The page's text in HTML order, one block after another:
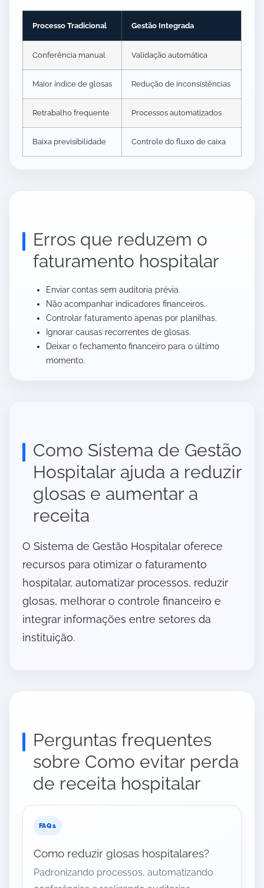
Processo Tradicional Gestão Integrada
Conferência manual Validação automática
Maior índice de glosas Redução de inconsistências
Retrabalho frequente Processos automatizados
Baixa previsibilidade Controle do fluxo de caixa
Erros que reduzem o
faturamento hospitalar
Enviar contas sem auditoria prévia.
Não acompanhar indicadores financeiros.
Controlar faturamento apenas por planilhas.
Ignorar causas recorrentes de glosas.
Deixar o fechamento financeiro para o último
momento.
Como Sistema de Gestão
Hospitalar ajuda a reduzir
glosas e aumentar a
receita
O Sistema de Gestão Hospitalar oferece
recursos para otimizar o faturamento
hospitalar, automatizar processos, reduzir
glosas, melhorar o controle financeiro e
integrar informações entre setores da
instituição.
Perguntas frequentes
sobre Como evitar perda
de receita hospitalar
Como reduzir glosas hospitalares?
Padronizando processos, automatizando